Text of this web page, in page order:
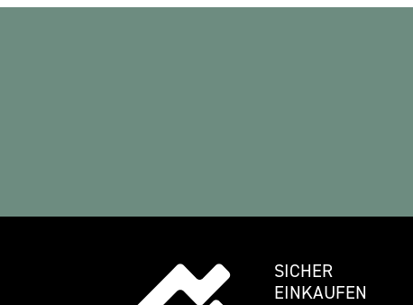
SICHER
EINKAUFEN